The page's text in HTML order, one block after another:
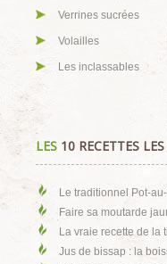
Verrines sucrées
Volailles
Les inclassables
LES 10 RECETTES
Le traditionnel Pot-
Faire sa moutarde
La vraie recette de la
Jus de bissap : la